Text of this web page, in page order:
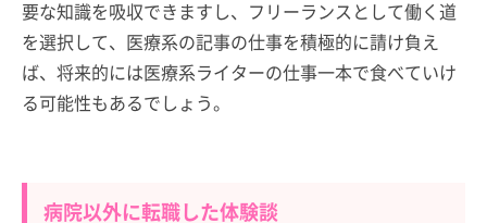
要な知識を吸収できますし、フリーランスとして働く道
を選択して、医療系の記事の仕事を積極的に請け負え
ば、将来的には医療系ライターの仕事一本で食べていけ
る可能性もあるでしょう。
病院以外に転職した体験談